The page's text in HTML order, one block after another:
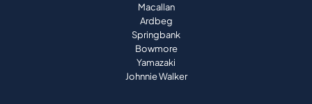
Macallan
Ardbeg
Springbank
Bowmore
Yamazaki
Johnnie Walker